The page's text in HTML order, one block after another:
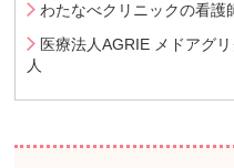
わたなべクリニックの看護
医療法人AGRIE メドアグ
人